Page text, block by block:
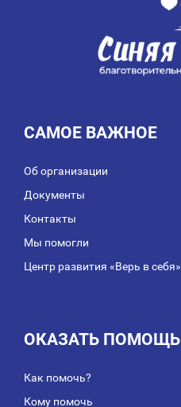
САМОЕ ВАЖНОЕ
Об организации
Документы
Контакты
Мы помогли
Центр развития «Верь в себя»
ОКАЗАТЬ ПОМОЩЬ
Как помочь?
Кому помочь